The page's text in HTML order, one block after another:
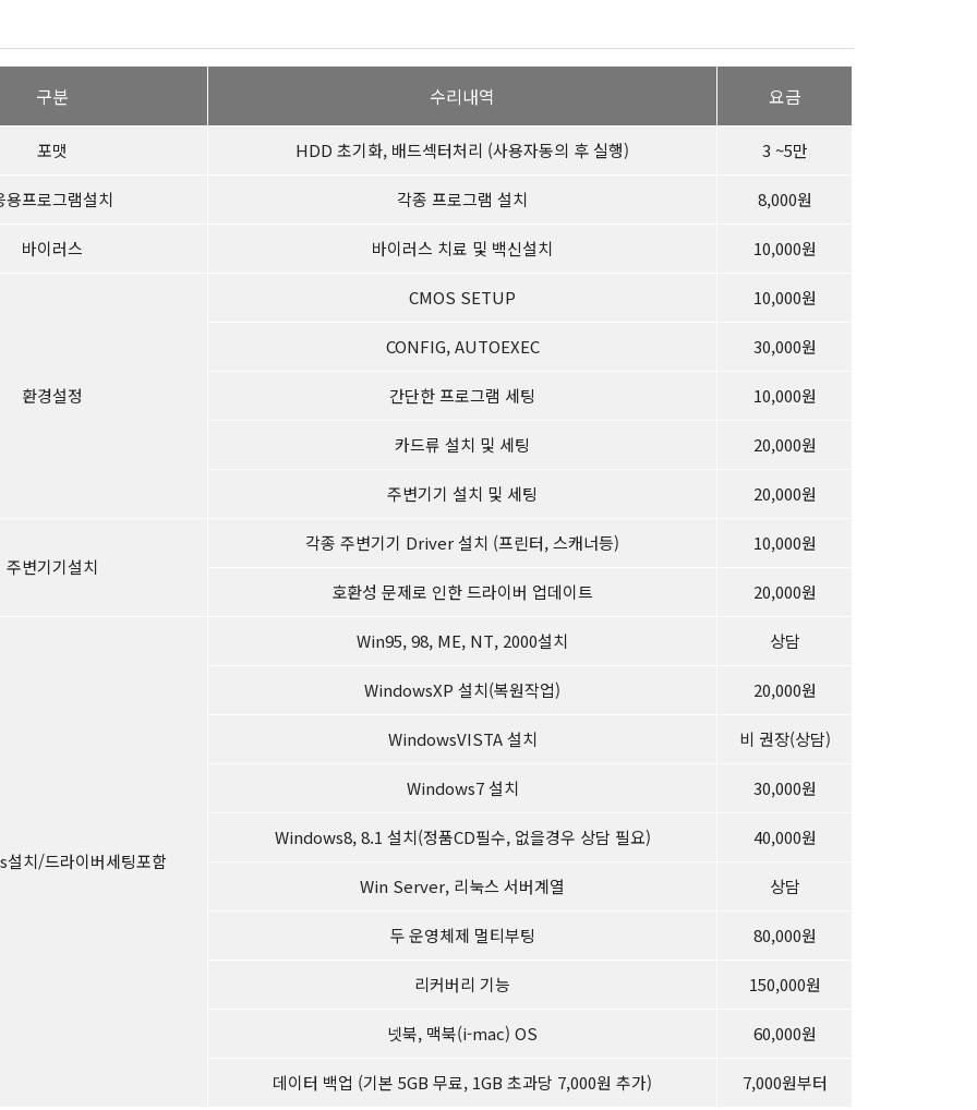
구분 수리내역 요금
포맷 HDD 초기화, 배드섹터처리 (사용자동의 후 실행) 3 ~5만
용프로그램설치 각종 프로그램 설치 8,000원
바이러스 바이러스 치료 및 백신설치 10,000원
환경설정
CMOS SETUP 10,000원
CONFIG, AUTOEXEC 30,000원
간단한 프로그램 세팅 10,000원
카드류 설치 및 세팅 20,000원
주변기기 설치 및 세팅 20,000원
주변기기설치
각종 주변기기 Driver 설치 (프린터, 스캐너등) 10,000원
호환성 문제로 인한 드라이버 업데이트 20,000원
치/드라이버세팅포함
Win95, 98, ME, NT, 2000설치 상담
WindowsXP 설치(복원작업) 20,000원
WindowsVISTA 설치 비 권장(상담)
Windows7 설치 30,000원
Windows8, 8.1 설치(정품CD필수, 없을경우 상담 필요) 40,000원
Win Server, 리눅스 서버계열 상담
두 운영체제 멀티부팅 80,000원
리커버리 기능 150,000원
넷북, 맥북(i-mac) OS 60,000원
데이터 백업 (기본 5GB 무료, 1GB 초과당 7,000원 추가) 7,000원부터